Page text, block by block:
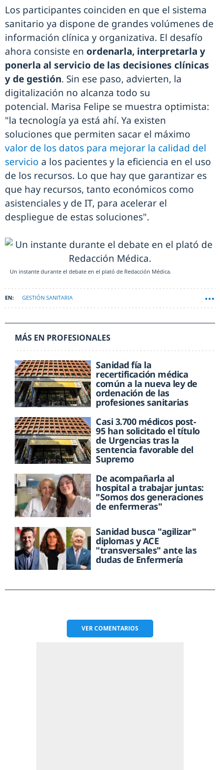
Los participantes coinciden en que el sistema
sanitario ya dispone de grandes volúmenes de
información clínica y organizativa. El desafío
ahora consiste en ordenarla, interpretarla y
ponerla al servicio de las decisiones clínicas
y de gestión. Sin ese paso, advierten, la
digitalización no alcanza todo su
potencial. Marisa Felipe se muestra optimista:
"la tecnología ya está ahí. Ya existen
soluciones que permiten sacar el máximo
valor de los datos para mejorar la calidad del
servicio a los pacientes y la eficiencia en el uso
de los recursos. Lo que hay que garantizar es
que hay recursos, tanto económicos como
asistenciales y de IT, para acelerar el
despliegue de estas soluciones".
Un instante durante el debate en el plató de Redacción Médica.
GESTIÓN SANITARIA
MÁS EN PROFESIONALES
Sanidad fía la
recertificación médica
común a la nueva ley de
ordenación de las
profesiones sanitarias
Casi 3.700 médicos post-
95 han solicitado el título
de Urgencias tras la
sentencia favorable del
Supremo
De acompañarla al
hospital a trabajar juntas:
"Somos dos generaciones
de enfermeras"
Sanidad busca "agilizar"
diplomas y ACE
"transversales" ante las
dudas de Enfermería
VERCOMENTARIOS